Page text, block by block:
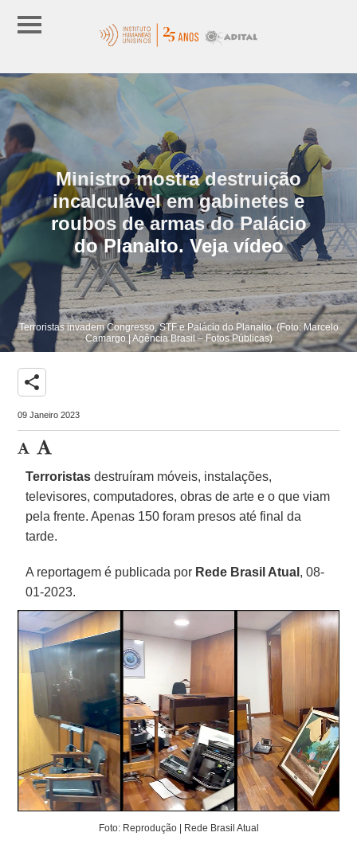
Ministro mostra destruição
incalculável em gabinetes e
roubos de armas do Palácio
do Planalto. Veja vídeo
Terroristas invadem Congresso, STF e Palácio do Planalto. (Foto: Marcelo
Camargo | Agência Brasil – Fotos Públicas)
share
09 Janeiro 2023
Terroristas destruíram móveis, instalações,
televisores, computadores, obras de arte e o que viam
pela frente. Apenas 150 foram presos até final da
tarde.
A reportagem é publicada por Rede Brasil Atual , 08-
01-2023.
Foto: Reprodução | Rede Brasil Atual